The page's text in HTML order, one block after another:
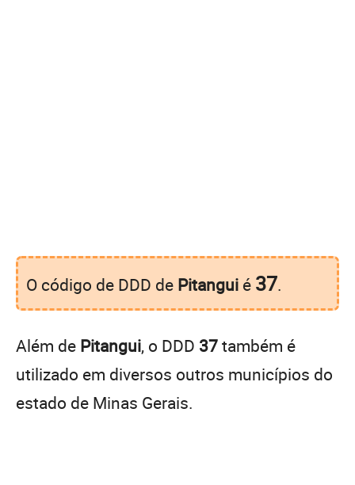
O código de DDD de Pitangui é 37.
Além de Pitangui, o DDD 37também é
utilizado em diversos outros municípios do
estado de Minas Gerais.